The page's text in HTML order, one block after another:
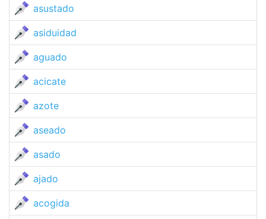
asustado
asiduidad
aguado
acicate
azote
aseado
asado
ajado
acogida